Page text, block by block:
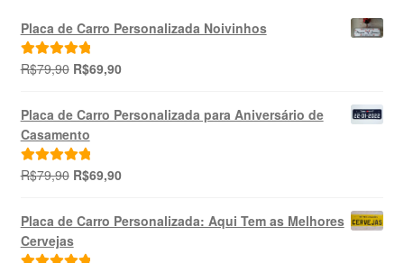
Placa de Carro Personalizada Noivinhos
Avaliação
R$79,90 O
original
era:
R$79,90.
R$69,90O
atual
é:
Placa de Carro Personalizada para Aniversário de
Casamento
Avaliação
R$79,90 O
original
era:
R$79,90.
R$69,90O
atual
é:
Placa de Carro Personalizada: Aqui Tem as Melhores
Cervejas